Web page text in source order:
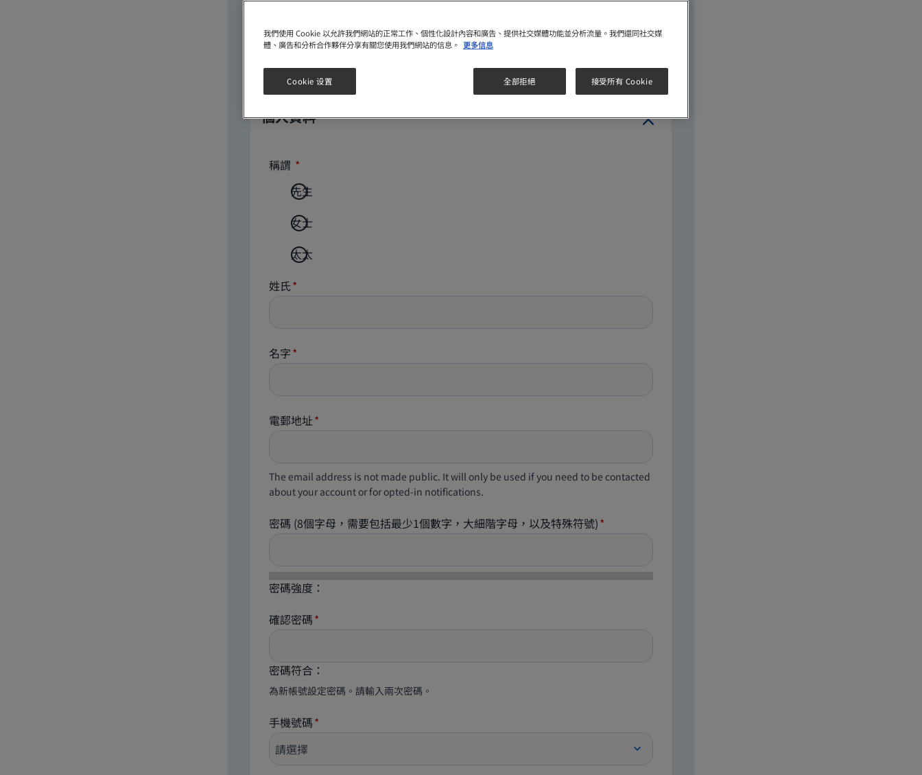
孕證明副本，以便為您進行會員登記，如有查詢，請
致電惠氏®媽媽會熱線 2599 8870。
*必須填寫
個人資料
稱謂
先生
女士
太太
姓氏
名字
電郵地址
The email address is not made public. It will only be used if you need to be contacted
about your account or for opted-in notifications.
密碼 (8個字母，需要包括最少1個數字，大細階字母，以及特殊符號)
密碼強度：
確認密碼
密碼符合：
為新帳號設定密碼。請輸入兩次密碼。
手機號碼
我們使用 Cookie 以允許我們網站的正常工作、個性化設計內容和廣告、提供社交媒體功能並分析流量。我們還同社交媒
體、廣告和分析合作夥伴分享有關您使用我們網站的信息。 更多信息
全部拒絕 接受所有 Cookie
Cookie 设置